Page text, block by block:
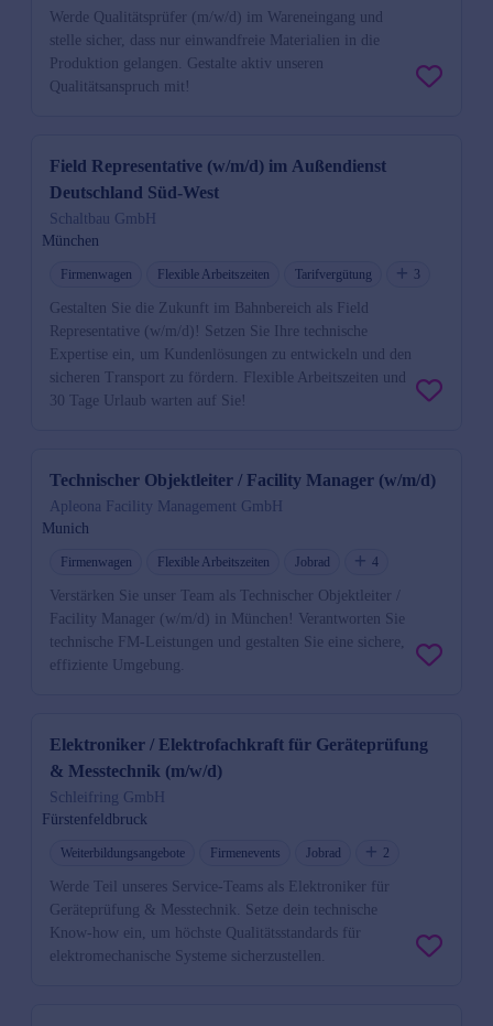
Werde Qualitätsprüfer (m/w/d) im Wareneingang und
stelle sicher, dass nur einwandfreie Materialien in die
Produktion gelangen. Gestalte aktiv unseren
Qualitätsanspruch mit!
Field Representative (w/m/d) im Außendienst
Deutschland Süd-West
Schaltbau GmbH
München
Firmenwagen Flexible Arbeitszeiten Tarifvergütung 3
Gestalten Sie die Zukunft im Bahnbereich als Field
Representative (w/m/d)! Setzen Sie Ihre technische
Expertise ein, um Kundenlösungen zu entwickeln und den
sicheren Transport zu fördern. Flexible Arbeitszeiten und
30 Tage Urlaub warten auf Sie!
Technischer Objektleiter / Facility Manager (w/m/d)
Apleona Facility Management GmbH
Munich
Firmenwagen Flexible Arbeitszeiten Jobrad 4
Verstärken Sie unser Team als Technischer Objektleiter /
Facility Manager (w/m/d) in München! Verantworten Sie
technische FM-Leistungen und gestalten Sie eine sichere,
effiziente Umgebung.
Elektroniker / Elektrofachkraft für Geräteprüfung
& Messtechnik (m/w/d)
Schleifring GmbH
Fürstenfeldbruck
Weiterbildungsangebote Firmenevents Jobrad 2
Werde Teil unseres Service-Teams als Elektroniker für
Geräteprüfung & Messtechnik. Setze dein technische
Know-how ein, um höchste Qualitätsstandards für
elektromechanische Systeme sicherzustellen.